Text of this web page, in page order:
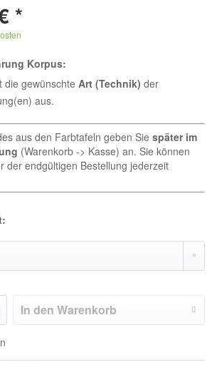
*
Korpus:
die gewünschte Art (Technik) der
aus.
aus den Farbtafeln geben Sie später im
(Warenkorb -> Kasse) an. Sie können
der endgültigen Bestellung jederzeit
In den Warenkorb